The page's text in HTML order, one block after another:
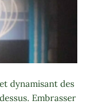
dynamisant des
Embrasser